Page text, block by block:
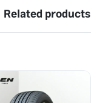
Related products